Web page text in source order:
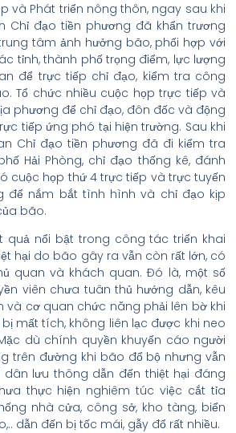
và Phát triển nông thôn, ngay sau khi
Chỉ đạo tiền phương đã khẩn trương
tâm ảnh hưởng bão, phối hợp với
tỉnh, thành phố trọng điểm, lực lượng
để trực tiếp chỉ đạo, kiểm tra công
Tổ chức nhiều cuộc họp trực tiếp và
phương để chỉ đạo, đôn đốc và động
tiếp ứng phó tại hiện trường. Sau khi
Chỉ đạo tiền phương đã đi kiểm tra
Hải Phòng, chỉ đạo thống kê, đánh
cuộc họp thứ 4 trực tiếp và trực tuyến
để nắm bắt tình hình và chỉ đạo kịp
bão.
quả nổi bật trong công tác triển khai
hại do bão gây ra vẫn còn rất lớn, có
quan và khách quan. Đó là, một số
viên chưa tuân thủ hướng dẫn, kêu
và cơ quan chức năng phải lên bờ khi
mất tích, không liên lạc được khi neo
dù chính quyền khuyến cáo người
trên đường khi bão đổ bộ nhưng vẫn
lưu thông dẫn đến thiệt hại đáng
thực hiện nghiêm túc việc cắt tỉa
nhà cửa, công sở, kho tàng, biển
dẫn đến bị tốc mái, gẫy đổ rất nhiều.